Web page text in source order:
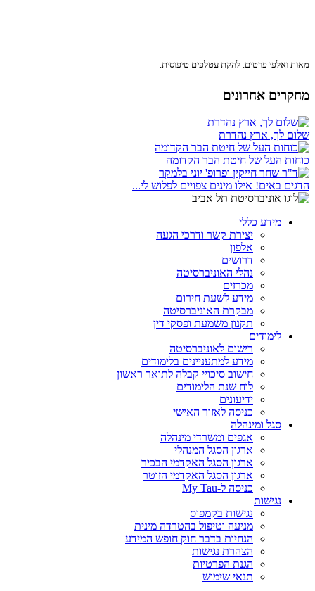
מאות ואלפי פרטים. להקת עטלפים טיפוסית.
מחקרים אחרונים
שלום לך, ארץ נהדרת
כוחות העל של חיטת הבר הקדומה
הדגים באים! אילו מינים צפויים לפלוש לי...
מידע כללי
יצירת קשר ודרכי הגעה
אלפון
דרושים
נהלי האוניברסיטה
מכרזים
מידע לשעת חירום
מבקרת האוניברסיטה
תקנון משמעת ופסקי דין
לימודים
רישום לאוניברסיטה
מידע למתעניינים בלימודים
חישוב סיכויי קבלה לתואר ראשון
לוח שנת הלימודים
ידיעונים
כניסה לאזור האישי
סגל ומינהלה
אגפים ומשרדי מינהלה
ארגון הסגל המנהלי
ארגון הסגל האקדמי הבכיר
ארגון הסגל האקדמי הזוטר
כניסה ל-My Tau
נגישות
נגישות בקמפוס
מניעה וטיפול בהטרדה מינית
הנחיות בדבר חוק חופש המידע
הצהרת נגישות
הגנת הפרטיות
תנאי שימוש